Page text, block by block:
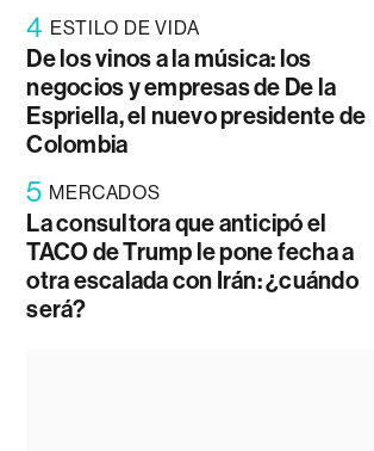
4 ESTILO DE VIDA
De los vinos a la música: los
negocios y empresas de De la
Espriella, el nuevo presidente de
Colombia
5 MERCADOS
La consultora que anticipó el
TACO de Trump le pone fecha a
otra escalada con Irán: ¿cuándo
será?